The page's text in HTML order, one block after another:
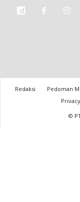
Redaksi Pedoman
©